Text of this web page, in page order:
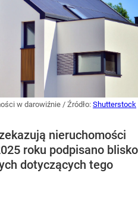
w darowiźnie / Źródło: Shutterstock
nieruchomości
roku podpisano blisko
dotyczących tego